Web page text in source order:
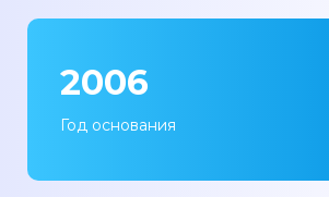
2006
Год основания